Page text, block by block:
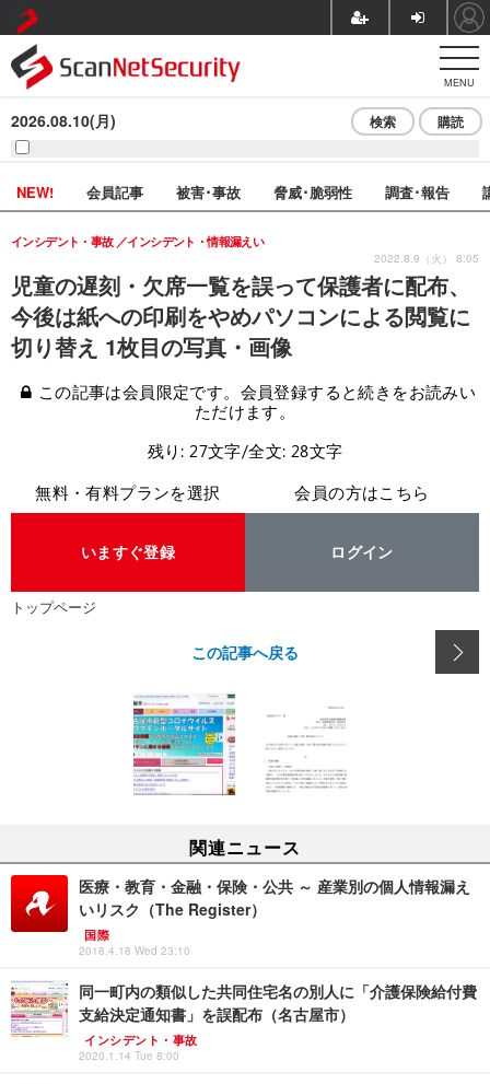
MENU
2026.08.10(月) 検索 購読
NEW! 会員記事 被害･事故 脅威･脆弱性 調査･報告
児童の遅刻・欠席一覧を誤って保護者に配布、
今後は紙への印刷をやめパソコンによる閲覧に
切り替え 1枚目の写真・画像
インシデント・事故 インシデント・情報漏えい
2022.8.9（火） 8:05
この記事は会員限定です。会員登録すると続きをお読みい
ただけます。
残り: 27文字/全文: 28文字
無料・有料プランを選択
いますぐ登録
会員の方はこちら
ログイン
トップページ
この記事へ戻る
関連ニュース
医療・教育・金融・保険・公共 ～ 産業別の個人情報漏え
いリスク（The Register）
国際
2018.4.18 Wed 23:10
同一町内の類似した共同住宅名の別人に「介護保険給付費
支給決定通知書」を誤配布（名古屋市）
インシデント・事故
2020.1.14 Tue 8:00